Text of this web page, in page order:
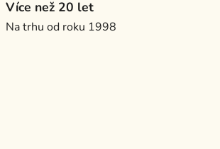
Více než 20 let
Na trhu od roku 1998